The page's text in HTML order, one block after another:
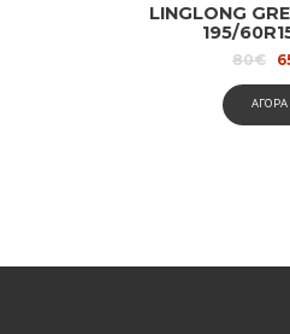
LINGLONG
195/
80€
ΑΓΟΡΑ